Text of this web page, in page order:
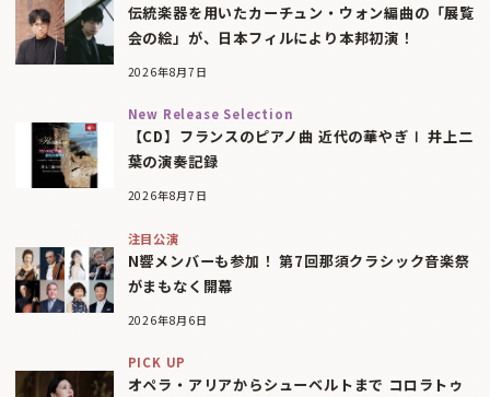
伝統楽器を用いたカーチュン・ウォン編曲の「展覧
会の絵」が、日本フィルにより本邦初演！
2026年8月7日
New Release Selection
【CD】フランスのピアノ曲 近代の華やぎⅠ 井上二
葉の演奏記録
2026年8月7日
注目公演
N響メンバーも参加！ 第7回那須クラシック音楽祭
がまもなく開幕
2026年8月6日
PICK UP
オペラ・アリアからシューベルトまで コロラトゥ